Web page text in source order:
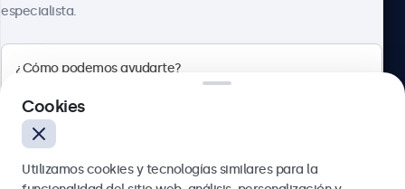
4.8/5 la valoración de 5000+ empresas
especialista.
Cookies
Utilizamos cookies y tecnologías similares para la